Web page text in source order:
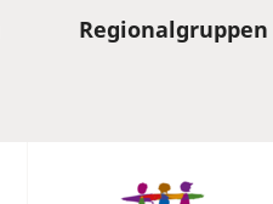
Regionalgruppen